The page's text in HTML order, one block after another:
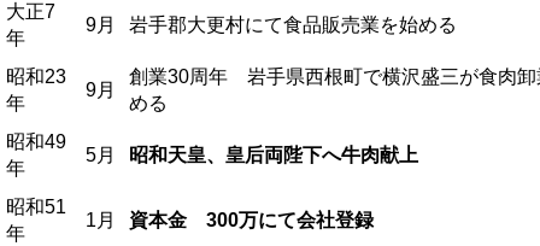
大正7
年
9月 岩手郡大更村にて食品販売業を始める
昭和23
年
9月
創業30周年 岩手県西根町で横沢盛三が食肉卸
める
昭和49
年
5月 昭和天皇、皇后両陛下へ牛肉献上
昭和51
年
1月 資本金 300万にて会社登録